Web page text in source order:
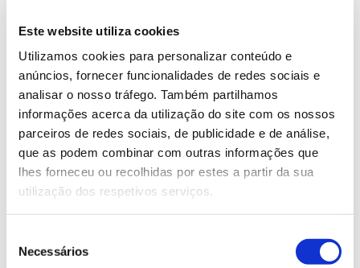
Este website utiliza cookies
Utilizamos cookies para personalizar conteúdo e
anúncios, fornecer funcionalidades de redes sociais e
analisar o nosso tráfego. Também partilhamos
informações acerca da utilização do site com os nossos
parceiros de redes sociais, de publicidade e de análise,
que as podem combinar com outras informações que
lhes forneceu ou recolhidas por estes a partir da sua
utilização dos respetivos serviços.
Necessários
contaminado com bactérias, parasitas ou metais
Em zonas próximas de indústrias, estradas ou minas,
a ingestão de terra pode expor as pessoas a
elementos tóxicos como chumbo, arsénio ou
mercúrio. A degradação do esmalte dentário e a
obstrução intestinal são também riscos associados.
Adicionalmente, a ingestão repetida de maiores
argila pode interferir com a absorção de nutrientes